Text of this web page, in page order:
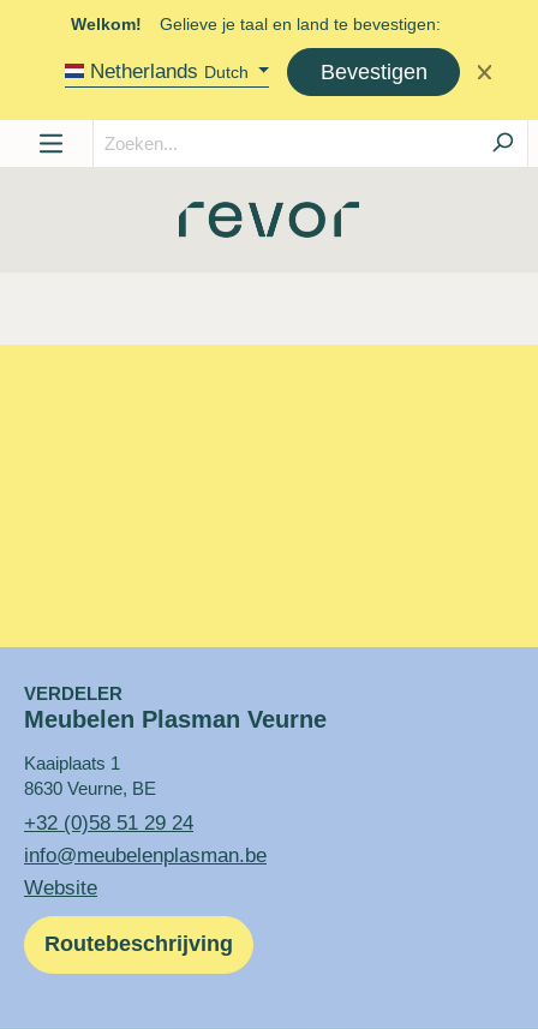
VERDELER
Meubelen Plasman Veurne
Kaaiplaats 1
8630 Veurne, BE
+32 (0)58 51 29 24
info@meubelenplasman.be
Website
Routebeschrijving
Welkom! Gelieve je taal en land te bevestigen:
Netherlands Dutch Bevestigen